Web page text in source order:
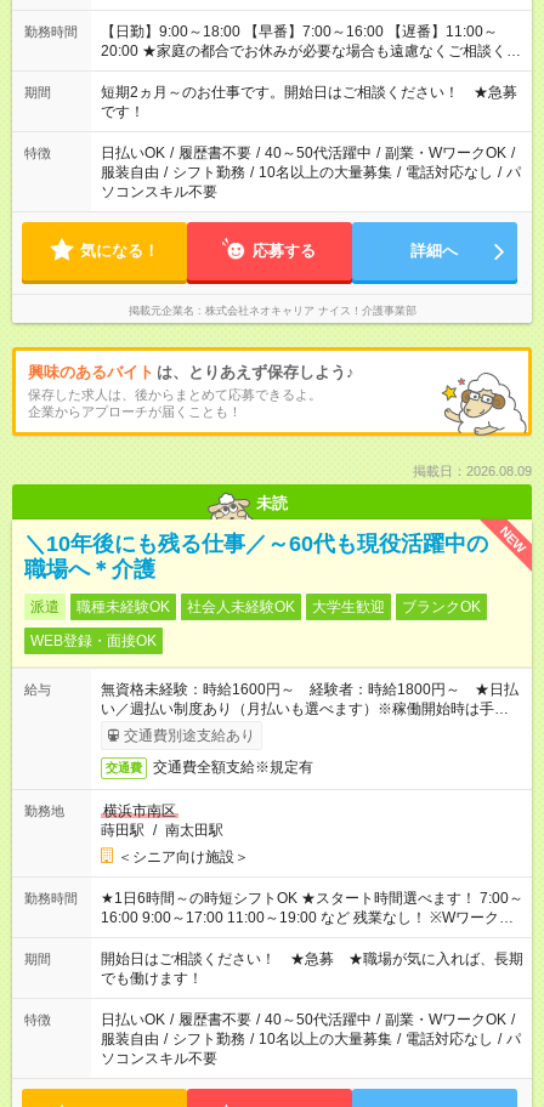
勤務時間
【日勤】9:00～18:00 【早番】7:00～16:00 【遅番】11:00～
20:00 ★家庭の都合でお休みが必要な場合も遠慮なくご相談くだ
さい。
期間
短期2ヵ月～のお仕事です。開始日はご相談ください！ ★急募
です！
特徴 日払いOK / 履歴書不要 / 40～50代活躍中 / 副業・WワークOK /
服装自由 / シフト勤務 / 10名以上の大量募集 / 電話対応なし / パ
ソコンスキル不要
気になる！ 応募する 詳細へ
掲載元企業名 株式会社ネオキャリア ナイス！介護事業部
興味のあるバイト は、とりあえず保存しよう♪
保存した求人は、後からまとめて応募できるよ。
企業からアプローチが届くことも！
掲載日：2026.08.09
未読
NEW
＼10年後にも残る仕事／～60代も現役活躍中の
職場へ＊介護
派遣 職種未経験OK 社会人未経験OK 大学生歓迎
ブランクOK
WEB登録・面接OK
給与
無資格未経験：時給1600円～ 経験者：時給1800円～ ★日払
い／週払い制度あり（月払いも選べます）※稼働開始時は手続き
完了次第のお支払いとなります。
交通費別途支給あり
交通費 交通費全額支給※規定有
勤務地
横浜市南区
蒔田駅 / 南太田駅
＜シニア向け施設＞
勤務時間
★1日6時間～の時短シフトOK ★スタート時間選べます！ 7:00～
16:00 9:00～17:00 11:00～19:00 など 残業なし！ ※Wワークの
場合、他のお仕事と合わせ週40時間超の就業はご案内できませ
ん ※法令に基づき、週20時間以上勤務は社会保険への加入対象
となります ※労働者派遣法（日雇い派遣の原則禁止）により、
短時間・短期間の就業はご案内が難しい場合があります
期間
開始日はご相談ください！ ★急募 ★職場が気に入れば、長期
でも働けます！
特徴 日払いOK / 履歴書不要 / 40～50代活躍中 / 副業・WワークOK /
服装自由 / シフト勤務 / 10名以上の大量募集 / 電話対応なし / パ
ソコンスキル不要